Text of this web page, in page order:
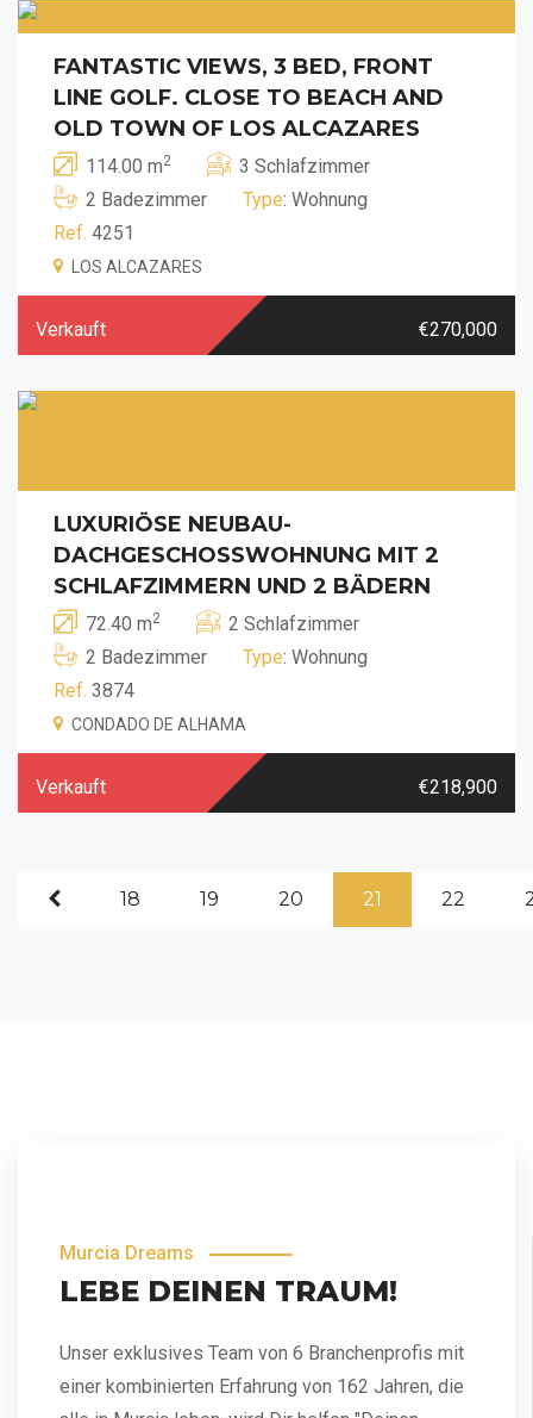
FANTASTIC VIEWS, 3 BED, FRONT
LINE GOLF. CLOSE TO BEACH AND
OLD TOWN OF LOS ALCAZARES
114.00 m2
3 Schlafzimmer
2 Badezimmer
Type: Wohnung
Ref. 4251
LOS ALCAZARES
Verkauft €270,000
LUXURIÖSE NEUBAU-
DACHGESCHOSSWOHNUNG MIT 2
SCHLAFZIMMERN UND 2 BÄDERN
72.40 m2
2 Schlafzimmer
2 Badezimmer
Type: Wohnung
Ref. 3874
CONDADO DE ALHAMA
Verkauft €218,900
18 19 20 21 22
Murcia Dreams
LEBE DEINEN TRAUM!
Unser exklusives Team von 6 Branchenprofis mit
einer kombinierten Erfahrung von 162 Jahren, die